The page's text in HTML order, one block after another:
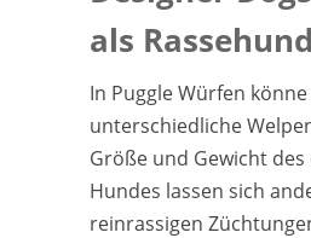
als
In Puggle Würfen
unterschiedliche
Größe und Gewicht
Hundes lassen sich
reinrassigen